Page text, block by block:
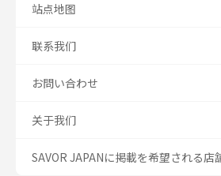
站点地图
联系我们
お問い合わせ
关于我们
SAVOR JAPANに掲載を希望される店